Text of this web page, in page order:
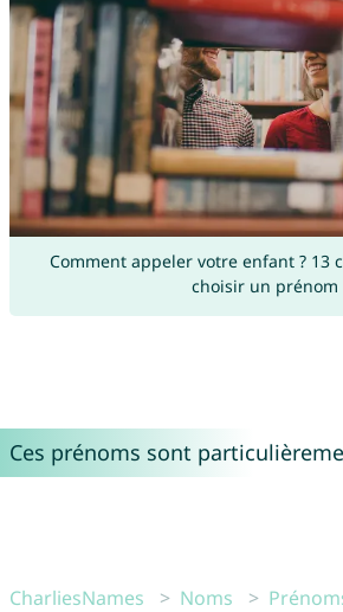
Comment appeler votre enfant ? 13
choisir un prénom
Ces prénoms sont
CharliesNames Noms